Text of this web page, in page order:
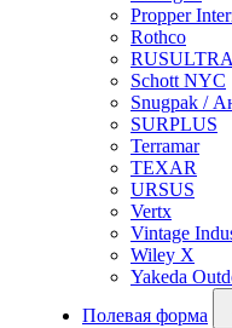
Propper
Rothco
Schott NYC
Snugpak /
SURPLUS
Terramar
TEXAR
URSUS
Vertx
Vintage
Wiley X
Yakeda
Полевая форма